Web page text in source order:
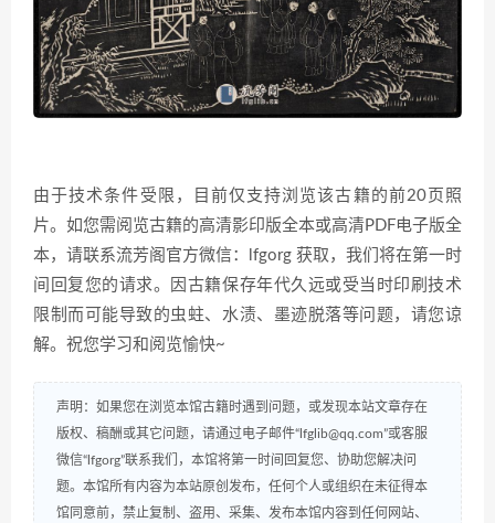
由于技术条件受限，目前仅支持浏览该古籍的前20页照
片。如您需阅览古籍的高清影印版全本或高清PDF电子版全
本，请联系流芳阁官方微信：lfgorg 获取，我们将在第一时
间回复您的请求。因古籍保存年代久远或受当时印刷技术
限制而可能导致的虫蛀、水渍、墨迹脱落等问题，请您谅
解。祝您学习和阅览愉快~
声明：如果您在浏览本馆古籍时遇到问题，或发现本站文章存在
版权、稿酬或其它问题，请通过电子邮件“lfglib@qq.com”或客服
微信“lfgorg”联系我们，本馆将第一时间回复您、协助您解决问
题。本馆所有内容为本站原创发布，任何个人或组织在未征得本
馆同意前，禁止复制、盗用、采集、发布本馆内容到任何网站、